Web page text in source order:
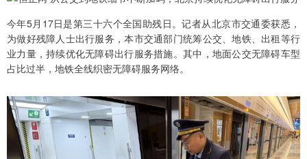
今年5月17日是第三十六个全国助残日。记者从北京市交通委获悉，
为做好残障人士出行服务，本市交通部门统筹公交、地铁、出租等行
业力量，持续优化无障碍出行服务措施。其中，地面公交无障碍车型
占比过半，地铁全线织密无障碍服务网络。